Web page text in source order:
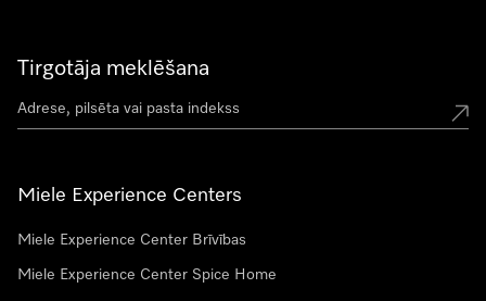
Tirgotāja meklēšana
Miele Experience Centers
Miele Experience Center Brīvības
Miele Experience Center Spice Home